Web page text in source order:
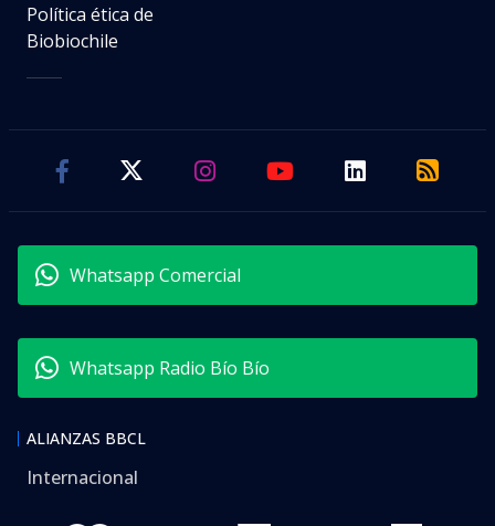
Política ética de
Biobiochile
Whatsapp Comercial
Whatsapp Radio Bío Bío
ALIANZAS BBCL
Internacional